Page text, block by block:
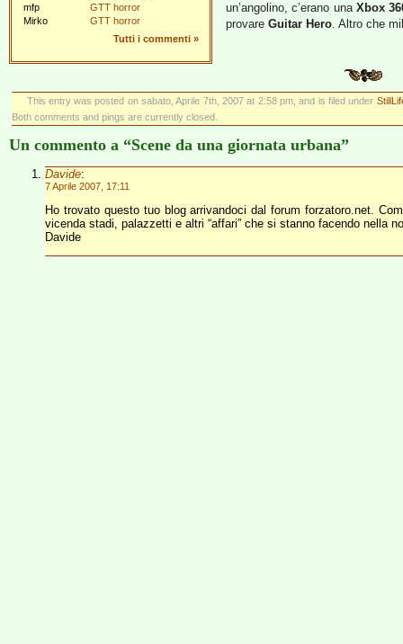
mfp
GTT horror
Mirko
GTT horror
Tutti i commenti »
un’angolino, c’erano una Xbox
provare Guitar Hero. Altro che
This entry was posted on sabato, Aprile 7th, 2007 at 2:58 pm, and is filed under
Both comments and pings are currently closed.
Un commento a “Scene da una giornata urbana”
Davide:
7 Aprile 2007, 17:11
Ho trovato questo tuo blog arrivandoci dal forum forzatoro.net.
vicenda stadi, palazzetti e altri “affari” che si stanno facendo nella
Davide